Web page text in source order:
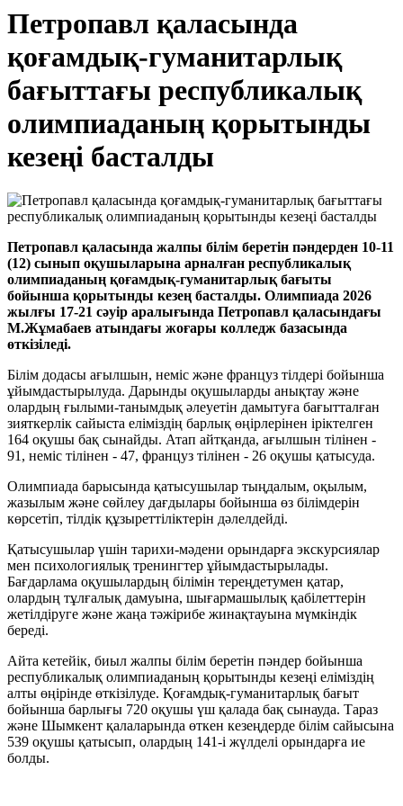
Петропавл қаласында
қоғамдық-гуманитарлық
бағыттағы республикалық
олимпиаданың қорытынды
кезеңі басталды
Петропавл қаласында жалпы білім беретін пәндерден 10-11
(12) сынып оқушыларына арналған республикалық
олимпиаданың қоғамдық-гуманитарлық бағыты
бойынша қорытынды кезең басталды. Олимпиада 2026
жылғы 17-21 сәуір аралығында Петропавл қаласындағы
М.Жұмабаев атындағы жоғары колледж базасында
өткізіледі.
Білім додасы ағылшын, неміс және француз тілдері бойынша
ұйымдастырылуда. Дарынды оқушыларды анықтау және
олардың ғылыми-танымдық әлеуетін дамытуға бағытталған
зияткерлік сайыста еліміздің барлық өңірлерінен іріктелген
164 оқушы бақ сынайды. Атап айтқанда, ағылшын тілінен -
91, неміс тілінен - 47, француз тілінен - 26 оқушы қатысуда.
Олимпиада барысында қатысушылар тыңдалым, оқылым,
жазылым және сөйлеу дағдылары бойынша өз білімдерін
көрсетіп, тілдік құзыреттіліктерін дәлелдейді.
Қатысушылар үшін тарихи-мәдени орындарға экскурсиялар
мен психологиялық тренингтер ұйымдастырылады.
Бағдарлама оқушылардың білімін тереңдетумен қатар,
олардың тұлғалық дамуына, шығармашылық қабілеттерін
жетілдіруге және жаңа тәжірибе жинақтауына мүмкіндік
береді.
Айта кетейік, биыл жалпы білім беретін пәндер бойынша
республикалық олимпиаданың қорытынды кезеңі еліміздің
алты өңірінде өткізілуде. Қоғамдық-гуманитарлық бағыт
бойынша барлығы 720 оқушы үш қалада бақ сынауда. Тараз
және Шымкент қалаларында өткен кезеңдерде білім сайысына
539 оқушы қатысып, олардың 141-і жүлделі орындарға ие
болды.